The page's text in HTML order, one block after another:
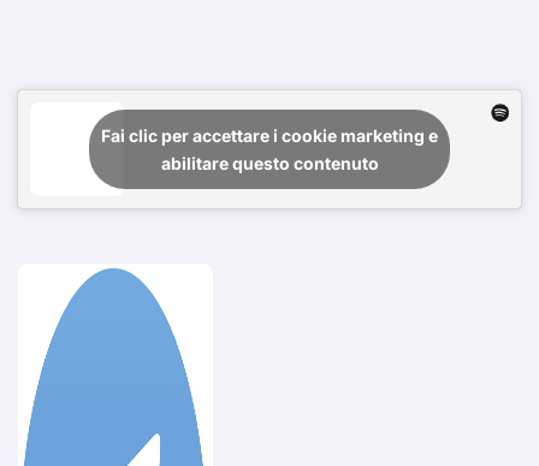
Fai clic per accettare i cookie marketing e
abilitare questo contenuto